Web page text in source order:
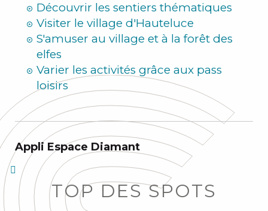
Découvrir les sentiers thématiques
Visiter le village d'Hauteluce
S'amuser au village et à la forêt des
elfes
Varier les activités grâce aux pass
loisirs
Appli Espace Diamant
TOP DES SPOTS